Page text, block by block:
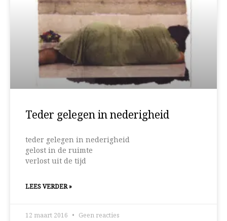
Teder gelegen in nederigheid
teder gelegen in nederigheid
gelost in de ruimte
verlost uit de tijd
LEES VERDER »
12 maart 2016 Geen reacties